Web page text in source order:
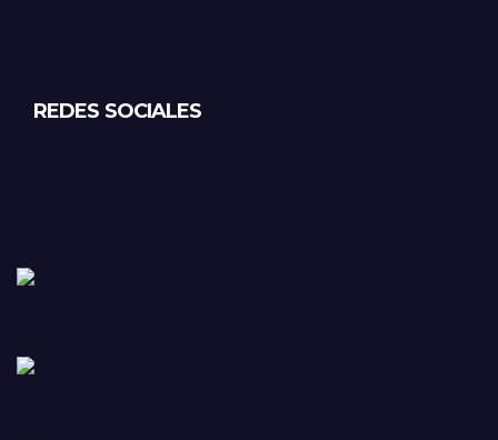
REDES SOCIALES